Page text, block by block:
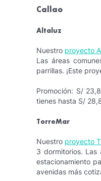
Callao
Altaluz
Nuestro proyecto
Las áreas
parrillas. ¡Este
Promoción: S/
tienes hasta S/
TorreMar
Nuestro proyecto
3 dormitorios. Las
estacionamiento
avenidas más